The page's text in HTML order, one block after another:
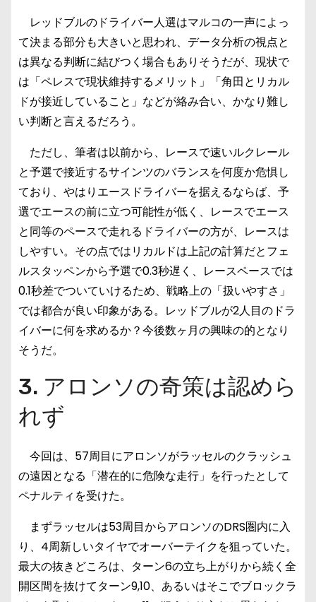
レッドブルのドライバー人選はマルコの一声によっ
て決まる部分も大きいと思われ、データ分析の視点と
は異なる判断に結びつく場合もありそうだが、現状で
は「ペレスで現状維持するメリット」「角田とリカル
ドが接近していること」などが絡み合い、かなり難し
い判断と言えるだろう。
ただし、筆者は以前から、レースで速いルクレール
と予選で接近するサインツのバランスを何度か危惧し
ており、やはりエースドライバーを据えるならば、予
選でエースの前に立つ可能性が低く、レースでエース
と同等のペースで走れるドライバーの方が、レースは
しやすい。その点ではリカルドは上記の計算だとフェ
ルスタッペンから予選で0.3秒遅く、レースペースでは
0.1秒差でついていけるため、戦略上の「扱いやすさ」
では都合が良い印象がある。レッドブルが2人目のドラ
イバーに何を求めるか？今後数ヶ月の興味の的となり
そうだ。
3. アロンソの奇策は認めら
れず
今回は、57周目にアロンソがラッセルのクラッシュ
の遠因となる「潜在的に危険な走行」を行ったとして
ペナルティを受けた。
まずラッセルは53周目からアロンソのDRS圏内に入
り、4周新しいタイヤでオーバーテイクを狙っていた。
最大の抜きどころは、ターン6の立ち上がりから続く全
開区間を抜けてターン9,10、あるいはそこでブロックラ